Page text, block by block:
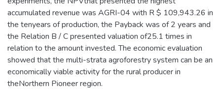
accumulated revenue was AGRI-04 with R $ 109,943.26 in
the tenyears of production, the Payback was of 2 years and
the Relation B / C presented valuation of25.1 times in
relation to the amount invested. The economic evaluation
showed that the multi-strata agroforestry system can be an
economically viable activity for the rural producer in
theNorthern Pioneer region.